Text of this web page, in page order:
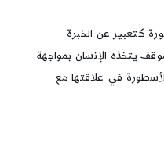
كتعبير عن الخبرة
يتخذه الإنسان بمواجهة
في علاقتها مع